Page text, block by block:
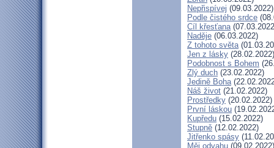
Nepřispívej (09.03.2022)
Podle čistého srdce
Cíl křesťana
Naděje (06.03.2022)
Z tohoto světa
Jen z lásky (28.02.2022)
Podobnost s Bohem
Zlý duch (23.02.2022)
Jedině Boha
Náš život (21.02.2022)
Prostředky (20.02.2022)
První láskou
Kupředu (15.02.2022)
Stupně (12.02.2022)
Jitřenko spásy
Měj odvahu (09.02.2022)